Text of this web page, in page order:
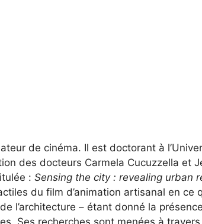
de cinéma. Il est doctorant à
des docteurs Carmela Cucuzzella et
: Sensing the city : revealing urban
du film d’animation artisanal en ce
l’architecture – étant donné la